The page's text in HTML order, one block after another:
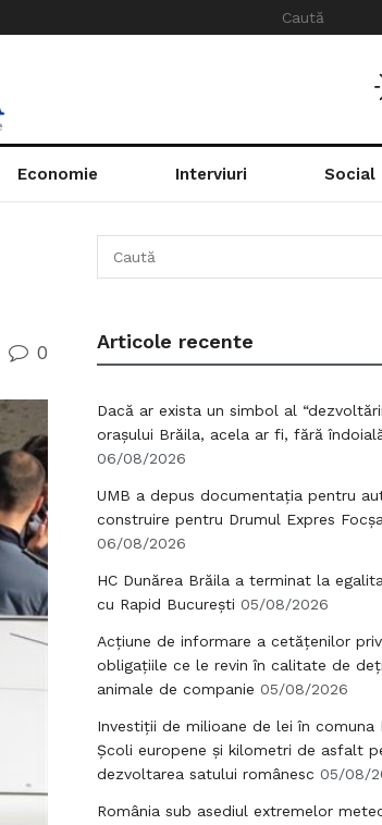
Economie Interviuri Social
0 Articole recente
Dacă ar exista un simbol al
orașului Brăila, acela ar fi, fără
06/08/2026
UMB a depus documentația pentru
construire pentru Drumul Expres
06/08/2026
HC Dunărea Brăila a terminat la
cu Rapid București 05/08/2026
Acțiune de informare a cetățenilor
obligațiile ce le revin în calitate de
animale de companie 05/08/2026
Investiții de milioane de lei în comuna
Școli europene și kilometri de asfalt
dezvoltarea satului românesc 05/08/
România sub asediul extremelor